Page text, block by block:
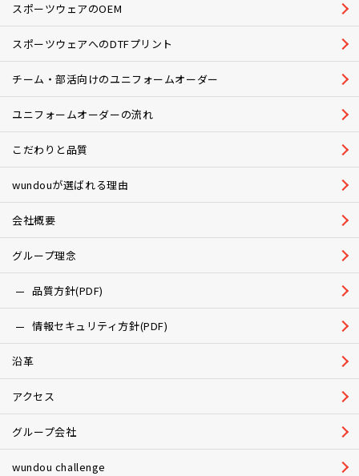
スポーツウェアのOEM
スポーツウェアへのDTFプリント
チーム・部活向けのユニフォームオーダー
ユニフォームオーダーの流れ
こだわりと品質
wundouが選ばれる理由
会社概要
グループ理念
品質方針(PDF)
情報セキュリティ方針(PDF)
沿革
アクセス
グループ会社
wundou challenge